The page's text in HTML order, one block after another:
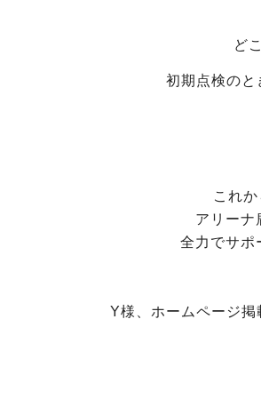
ど
初期点検の
これ
アリーナ
全力でサ
Y様、ホームページ